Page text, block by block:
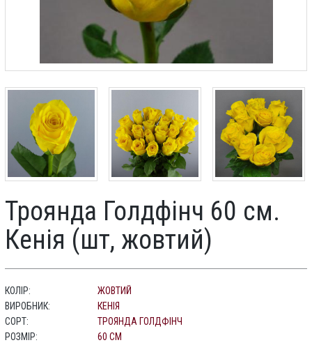
Троянда Голдфінч 60 см.
Кенія (шт, жовтий)
КОЛІР:
ЖОВТИЙ
ВИРОБНИК:
КЕНІЯ
СОРТ:
ТРОЯНДА ГОЛДФІНЧ
РОЗМІР:
60 СМ